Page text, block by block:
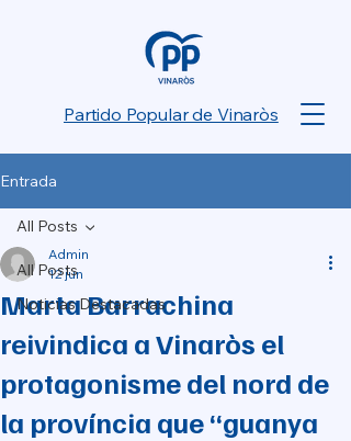
Partido Popular de Vinaròs
Entrada
All Posts
Noticias Destacadas
All Posts
Marta Barrachina
reivindica a Vinaròs el
protagonisme del nord de
la província que “guanya
Admin
12 jun